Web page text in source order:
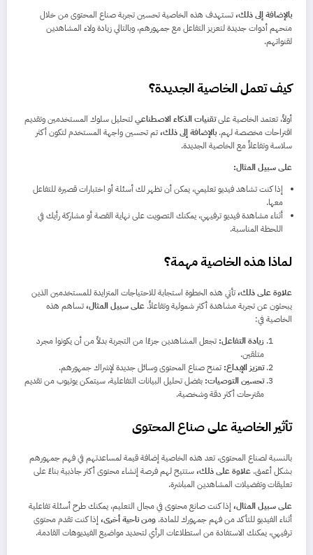
بالإضافة إلى ذلك،تستهدف هذه الخاصية تحسين تجربة صناع المحتوى من خلال
منحهم أدوات جديدة لتعزيز التفاعل مع جمهورهم، وبالتالي زيادة ولاء المشاهدين
لقنواتهم.
كيف تعمل الخاصية الجديدة؟
أولاً، تعتمد الخاصية علىتقنيات الذكاء الاصطناعيلتحليل سلوك المستخدمين وتقديم
اقتراحات مخصصة لهم. بالإضافة إلى ذلك،تم تحسين واجهة المستخدم لتكون أكثر
سلاسة وتفاعلاً مع الخاصية الجديدة.
على سبيل المثال:
إذا كنت تشاهد فيديو تعليمي، يمكن أن تظهر لك أسئلة أو اختبارات قصيرة للتفاعل
معها.
أثناء مشاهدة فيديو ترفيهي، يمكنك التصويت على نهاية القصة أو مشاركة رأيك في
اللحظة المناسبة.
لماذا هذه الخاصية مهمة؟
علاوة على ذلك،تأتي هذه الخطوة استجابة للاحتياجات المتزايدة للمستخدمين الذين
يبحثون عن تجربة مشاهدة أكثر شمولية وتفاعلاً. على سبيل المثال،تساهم هذه
الخاصية في:
زيادة التفاعل: تجعل المشاهدين جزءًا من التجربة بدلاً من أن يكونوا مجرد
متلقين.
تعزيز الإبداع: تمنح صناع المحتوى وسائل جديدة لإشراك جمهورهم.
تحسين التوصيات: بفضل تحليل البيانات التفاعلية، سيتمكن يوتيوب من تقديم
مقترحات أكثر دقة وشخصية.
تأثير الخاصية على صناع المحتوى
بالنسبة لصناع المحتوى، تعد هذه الخاصية إضافة قيمة لمساعدتهم في فهم جمهورهم
بشكل أعمق. علاوة على ذلك،ستتيح لهم فرصة إنشاء محتوى أكثر جاذبية بناءً على
تعليقات وتفضيلات المشاهدين المباشرة.
على سبيل المثال، إذا كنت صانع محتوى في مجال التعليم، يمكنك طرح أسئلة تفاعلية
أثناء الفيديو للتأكد من فهم جمهورك للمادة. ومن ناحية أخرى، إذا كنت تقدم محتوى
ترفيهي، يمكنك الاستفادة من استطلاعات الرأي لتحديد مواضيع الفيديوهات القادمة.